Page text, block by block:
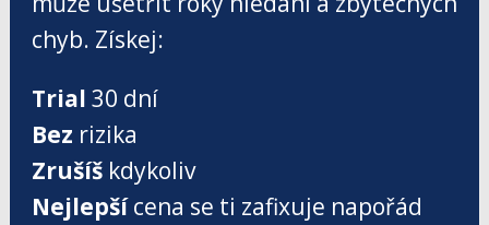
chyb. Získej:
Trial 30 dní
Bez rizika
Zrušíš kdykoliv
Nejlepšícena se ti zafixuje napořád